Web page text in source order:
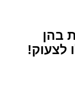
בהן
לצעוק!